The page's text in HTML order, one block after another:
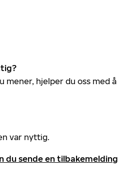
mener, hjelper du oss med å
var nyttig.
du sende en tilbakemelding